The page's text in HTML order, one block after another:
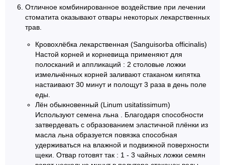
Отличное комбинированное воздействие при лечении
стоматита оказывают отвары некоторых лекарственных
трав.
Кровохлёбка лекарственная (Sanguisorba officinalis)
Настой корней и корневища применяют для
полосканий и аппликаций : 2 столовые ложки
измельчённых корней заливают стаканом кипятка
настаивают 30 минут и полощут 3 раза в день поле
еды.
Лён обыкновенный (Linum usitatissimum)
Используют семена льна . Благодаря способности
затвердевать с образованием эластичной плёнки из
масла льна образуется повязка способная
удерживаться на влажной и подвижной поверхности
щеки. Отвар готовят так : 1 - 3 чайных ложки семян